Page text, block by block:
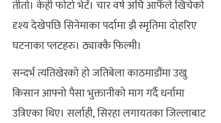
तीतो। केही फोटो भेटेँ। चार वर्ष अघि आफैँले खिचेको
दृश्य देखेपछि सिनेमाका पर्दामा झै स्मृतिमा दोहरिए
घटनाका प्लटहरु। ठ्याक्कै फिल्मी।
सन्दर्भ त्यतिखेरको हो जतिबेला काठमाडौंमा उखु
किसान आफ्नो पैसा भुक्तानीको माग गर्दै धर्नामा
उत्रिएका थिए। सर्लाही, सिरहा लगायतका जिल्लाबाट